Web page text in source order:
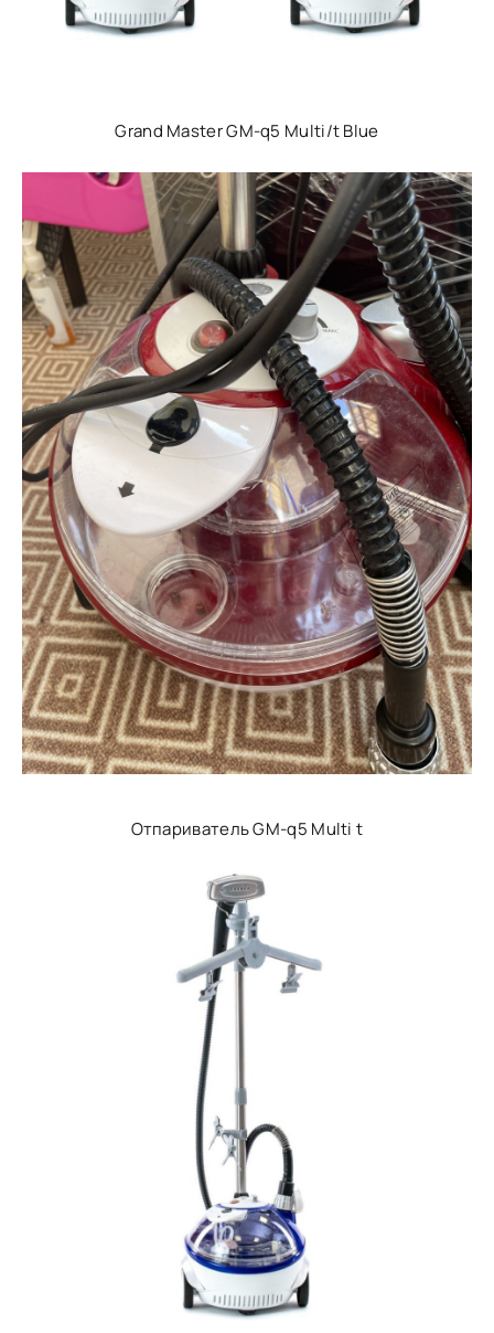
Grand Master GM-q5 Multi/t Blue
Отпариватель GM-q5 Multi t